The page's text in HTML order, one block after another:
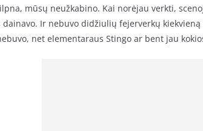
mūsų neužkabino. Kai norėjau verkti,
dainavo. Ir nebuvo didžiulių fejerverkų
net elementaraus Stingo ar bent jau